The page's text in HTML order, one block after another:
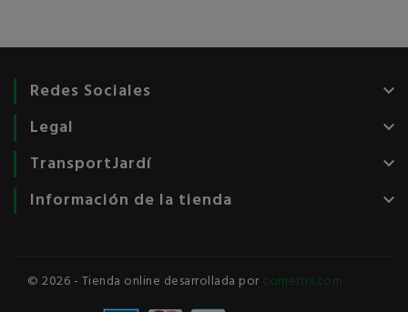
Redes Sociales keyboard_arrow_down
Legal keyboard_arrow_down
TransportJardí keyboard_arrow_down
Información de la tienda keyboard_arrow_down
© 2026 - Tienda online desarrollada porcomertis.com